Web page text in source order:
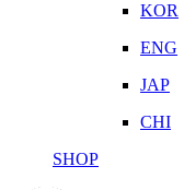
KOR
ENG
JAP
CHI
SHOP